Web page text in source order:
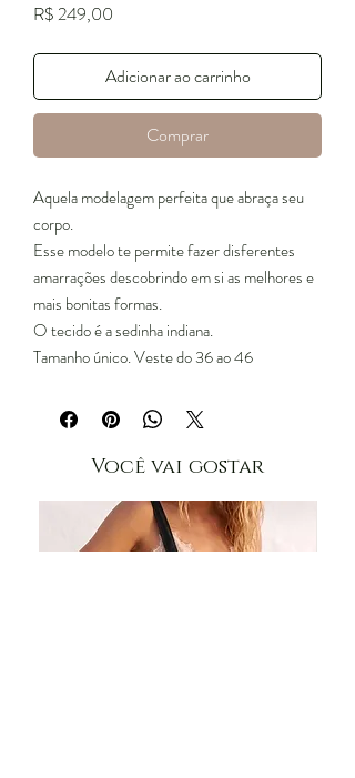
R$ 249,00
Adicionar ao carrinho
Comprar
Aquela modelagem perfeita que abraça seu
corpo.
Esse modelo te permite fazer disferentes
amarrações descobrindo em si as melhores e
mais bonitas formas.
O tecido é a sedinha indiana.
Tamanho único. Veste do 36 ao 46
Você vai gostar